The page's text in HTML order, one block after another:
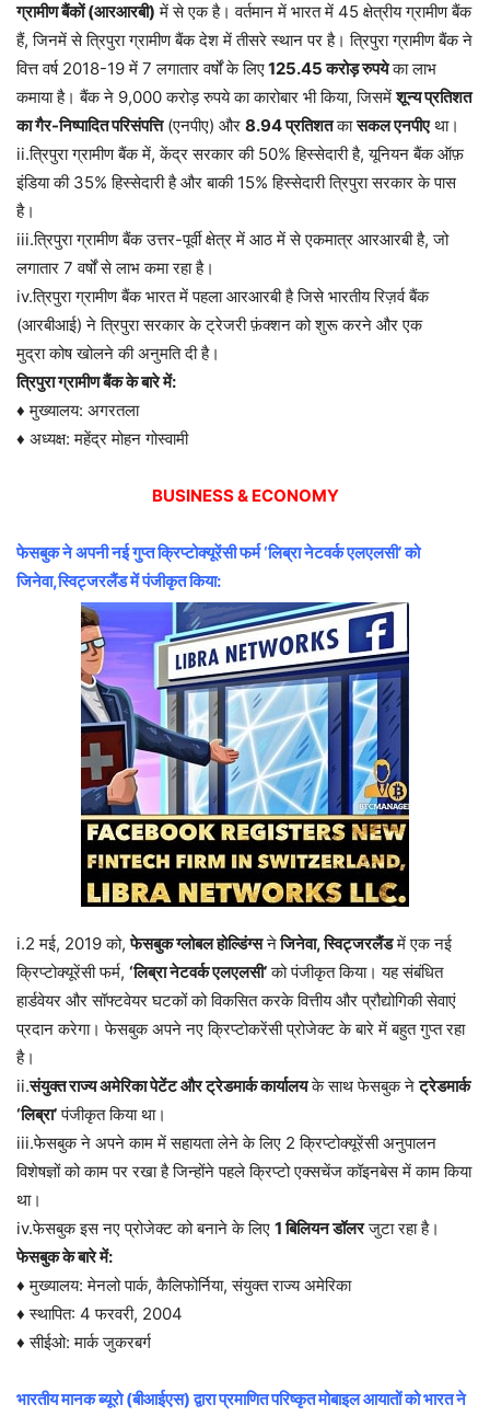
ग्रामीण बैंकों (आरआरबी) में से एक है। वर्तमान में भारत में 45 क्षेत्रीय ग्रामीण बैंक
हैं, जिनमें से त्रिपुरा ग्रामीण बैंक देश में तीसरे स्थान पर है। त्रिपुरा ग्रामीण बैंक ने
वित्त वर्ष 2018-19 में 7 लगातार वर्षों के लिए125.45 करोड़ रुपयेका लाभ
कमाया है। बैंक ने 9,000 करोड़ रुपये का कारोबार भी किया, जिसमेंशून्य प्रतिशत
का गैर-निष्पादित परिसंपत्ति(एनपीए) और 8.94 प्रतिशतकासकल एनपीएथा।
ii.त्रिपुरा ग्रामीण बैंक में, केंद्र सरकार की 50% हिस्सेदारी है, यूनियन बैंक ऑफ़
इंडिया की 35% हिस्सेदारी है और बाकी 15% हिस्सेदारी त्रिपुरा सरकार के पास
है।
iii.त्रिपुरा ग्रामीण बैंक उत्तर-पूर्वी क्षेत्र में आठ में से एकमात्र आरआरबी है, जो
लगातार 7 वर्षों से लाभ कमा रहा है।
iv.त्रिपुरा ग्रामीण बैंक भारत में पहला आरआरबी है जिसे भारतीय रिज़र्व बैंक
(आरबीआई) ने त्रिपुरा सरकार के ट्रेजरी फ़ंक्शन को शुरू करने और एक
मुद्रा कोष खोलने की अनुमति दी है।
त्रिपुरा ग्रामीण बैंक के बारे में:
♦ मुख्यालय: अगरतला
♦ अध्यक्ष: महेंद्र मोहन गोस्वामी
BUSINESS & ECONOMY
फेसबुक ने अपनी नई गुप्त क्रिप्टोक्यूरेंसी फर्म ‘लिब्रा नेटवर्क एलएलसी’ को
जिनेवा,स्विट्जरलैंड में पंजीकृत किया:
i.2 मई, 2019 को,फेसबुक ग्लोबल होल्डिंग्सनेजिनेवा, स्विट्जरलैंडमें एक नई
क्रिप्टोक्यूरेंसी फर्म, ‘लिब्रा नेटवर्क एलएलसी’को पंजीकृत किया। यह संबंधित
हार्डवेयर और सॉफ्टवेयर घटकों को विकसित करके वित्तीय और प्रौद्योगिकी सेवाएं
प्रदान करेगा। फेसबुक अपने नए क्रिप्टोकरेंसी प्रोजेक्ट के बारे में बहुत गुप्त रहा
है।
ii.संयुक्त राज्य अमेरिका पेटेंट और ट्रेडमार्क कार्यालयके साथ फेसबुक नेट्रेडमार्क
‘लिब्रा’पंजीकृत किया था।
iii.फेसबुक ने अपने काम में सहायता लेने के लिए 2 क्रिप्टोक्यूरेंसी अनुपालन
विशेषज्ञों को काम पर रखा है जिन्होंने पहले क्रिप्टो एक्सचेंज कॉइनबेस में काम किया
था।
iv.फेसबुक इस नए प्रोजेक्ट को बनाने के लिए 1 बिलियन डॉलरजुटा रहा है।
फेसबुक के बारे में:
♦ मुख्यालय: मेनलो पार्क, कैलिफोर्निया, संयुक्त राज्य अमेरिका
♦ स्थापित: 4 फरवरी, 2004
♦ सीईओ: मार्क जुकरबर्ग
भारतीय मानक ब्यूरो (बीआईएस) द्वारा प्रमाणित परिष्कृत मोबाइल आयातों को भारत ने